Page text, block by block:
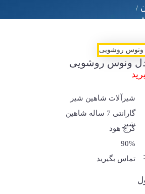
ونوس روشویی
شیرآلات شاهین شیر
گارانتی 7 ساله شاهین
شیر
کرج هود
90%
تماس بگیرید